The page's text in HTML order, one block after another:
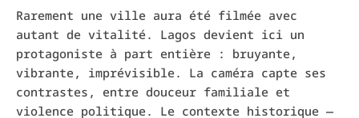
Rarement une ville aura été filmée avec
autant de vitalité. Lagos devient ici un
protagoniste à part entière : bruyante,
vibrante, imprévisible. La caméra capte ses
contrastes, entre douceur familiale et
violence politique. Le contexte historique —